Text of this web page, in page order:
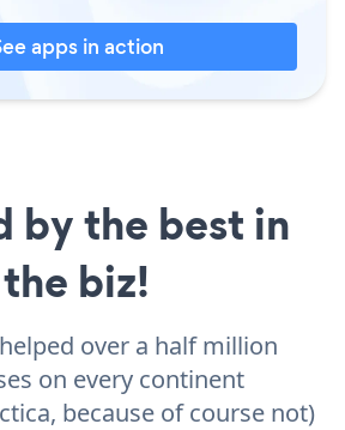
apps in action
by the best in
the biz!
over a half million
on every continent
because of course not)